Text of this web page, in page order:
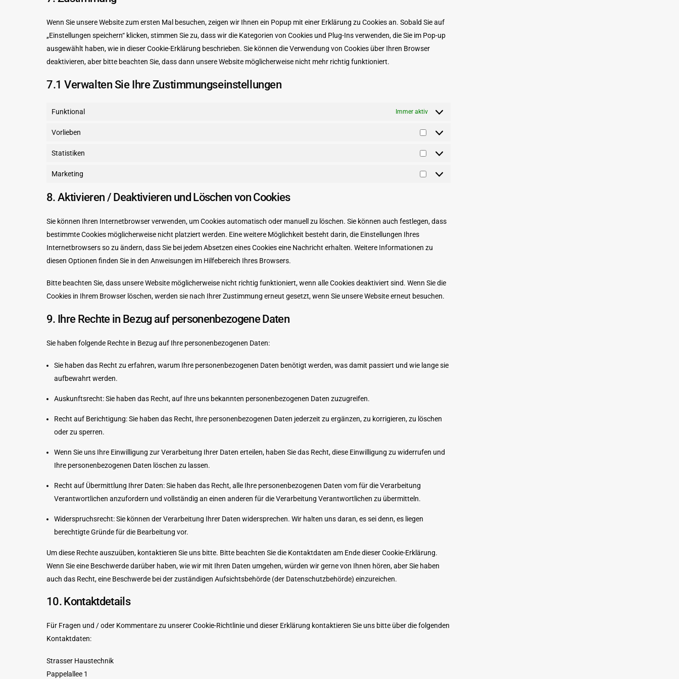
verschiedenes
Wenn Sie unsere Website zum ersten Mal besuchen, zeigen wir Ihnen ein Popup mit einer Erklärung zu Cookies an. Sobald Sie auf
„Einstellungen speichern“ klicken, stimmen Sie zu, dass wir die Kategorien von Cookies und Plug-Ins verwenden, die Sie im Pop-up
ausgewählt haben, wie in dieser Cookie-Erklärung beschrieben. Sie können die Verwendung von Cookies über Ihren Browser
deaktivieren, aber bitte beachten Sie, dass dann unsere Website möglicherweise nicht mehr richtig funktioniert.
7.1 Verwalten Sie Ihre Zustimmungseinstellungen
Funktional Immer aktiv
Vorlieben
Statistiken
Marketing
8. Aktivieren / Deaktivieren und Löschen von Cookies
Sie können Ihren Internetbrowser verwenden, um Cookies automatisch oder manuell zu löschen. Sie können auch festlegen, dass
bestimmte Cookies möglicherweise nicht platziert werden. Eine weitere Möglichkeit besteht darin, die Einstellungen Ihres
Internetbrowsers so zu ändern, dass Sie bei jedem Absetzen eines Cookies eine Nachricht erhalten. Weitere Informationen zu
diesen Optionen finden Sie in den Anweisungen im Hilfebereich Ihres Browsers.
Bitte beachten Sie, dass unsere Website möglicherweise nicht richtig funktioniert, wenn alle Cookies deaktiviert sind. Wenn Sie die
Cookies in Ihrem Browser löschen, werden sie nach Ihrer Zustimmung erneut gesetzt, wenn Sie unsere Website erneut besuchen.
9. Ihre Rechte in Bezug auf personenbezogene Daten
Sie haben folgende Rechte in Bezug auf Ihre personenbezogenen Daten:
Sie haben das Recht zu erfahren, warum Ihre personenbezogenen Daten benötigt werden, was damit passiert und wie lange sie
aufbewahrt werden.
Auskunftsrecht: Sie haben das Recht, auf Ihre uns bekannten personenbezogenen Daten zuzugreifen.
Recht auf Berichtigung: Sie haben das Recht, Ihre personenbezogenen Daten jederzeit zu ergänzen, zu korrigieren, zu löschen
oder zu sperren.
Wenn Sie uns Ihre Einwilligung zur Verarbeitung Ihrer Daten erteilen, haben Sie das Recht, diese Einwilligung zu widerrufen und
Ihre personenbezogenen Daten löschen zu lassen.
Recht auf Übermittlung Ihrer Daten: Sie haben das Recht, alle Ihre personenbezogenen Daten vom für die Verarbeitung
Verantwortlichen anzufordern und vollständig an einen anderen für die Verarbeitung Verantwortlichen zu übermitteln.
Widerspruchsrecht: Sie können der Verarbeitung Ihrer Daten widersprechen. Wir halten uns daran, es sei denn, es liegen
berechtigte Gründe für die Bearbeitung vor.
Um diese Rechte auszuüben, kontaktieren Sie uns bitte. Bitte beachten Sie die Kontaktdaten am Ende dieser Cookie-Erklärung.
Wenn Sie eine Beschwerde darüber haben, wie wir mit Ihren Daten umgehen, würden wir gerne von Ihnen hören, aber Sie haben
auch das Recht, eine Beschwerde bei der zuständigen Aufsichtsbehörde (der Datenschutzbehörde) einzureichen.
10. Kontaktdetails
Für Fragen und / oder Kommentare zu unserer Cookie-Richtlinie und dieser Erklärung kontaktieren Sie uns bitte über die folgenden
Kontaktdaten:
Strasser Haustechnik
Pappelallee 1